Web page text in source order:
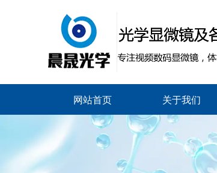
网站首页 关于我们